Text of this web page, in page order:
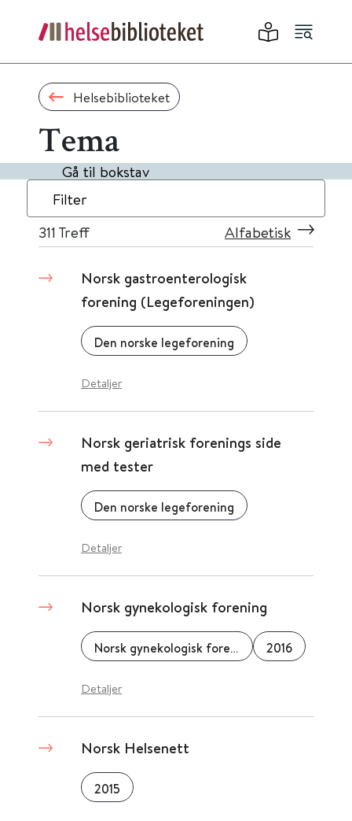
Helsebiblioteket
Tema
Gå til bokstav
Filter
311 Treff Alfabetisk
Norsk gastroenterologisk
forening (Legeforeningen)
Den norske legeforening
Detaljer
Norsk geriatrisk forenings side
med tester
Den norske legeforening
Detaljer
Norsk gynekologisk forening
Norsk gynekologisk forening 2016
Detaljer
Norsk Helsenett
2015